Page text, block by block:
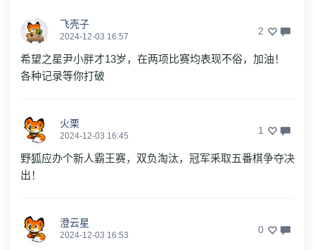
飞壳子
2024-12-03 16:57 2
希望之星尹小胖才13岁，在两项比赛均表现不俗，加油！
各种记录等你打破
火栗
2024-12-03 16:45 1
野狐应办个新人霸王赛，双负淘汰，冠军釆取五番棋争夺决
出！
澄云星
2024-12-03 16:53 0